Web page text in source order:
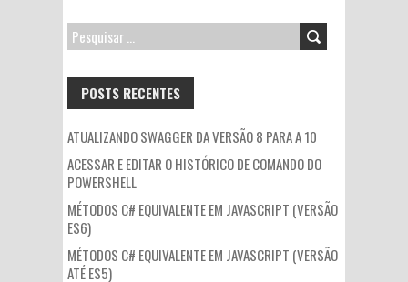
PESQUISAR
POSTS RECENTES
ATUALIZANDO SWAGGER DA VERSÃO 8 PARA A 10
ACESSAR E EDITAR O HISTÓRICO DE COMANDO DO
POWERSHELL
MÉTODOS C# EQUIVALENTE EM JAVASCRIPT (VERSÃO
ES6)
MÉTODOS C# EQUIVALENTE EM JAVASCRIPT (VERSÃO
ATÉ ES5)